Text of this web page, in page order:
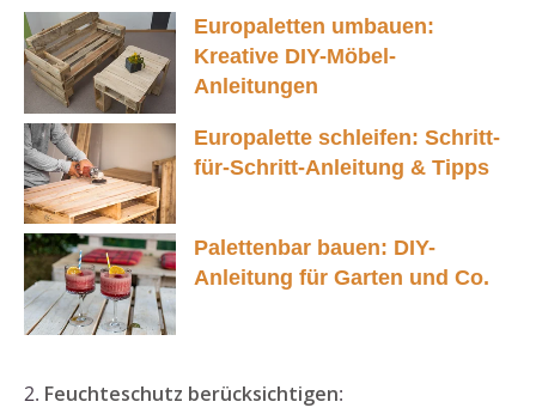
Europaletten umbauen:
Kreative DIY-Möbel-
Anleitungen
Europalette schleifen: Schritt-
für-Schritt-Anleitung & Tipps
Palettenbar bauen: DIY-
Anleitung für Garten und Co.
2. Feuchteschutz berücksichtigen: